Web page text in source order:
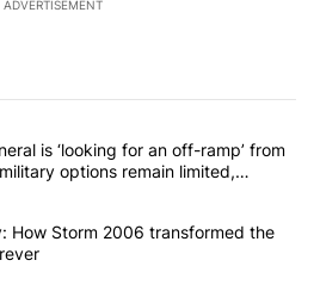
ADVERTISEMENT
most commented articles in the last
top general is ‘looking for an
is ‘looking for an off-ramp’ from
options remain limited,
Legacy: How Storm 2006
How Storm 2006 transformed the